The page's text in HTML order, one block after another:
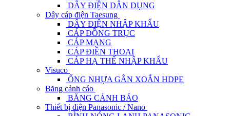
DÂY ĐIỆN DÂN DỤNG
Dây cáp điện Taesung
DÂY ĐIỆN NHẬP KHẨU
CÁP ĐỒNG TRỤC
CÁP MẠNG
CÁP ĐIỆN THOẠI
CÁP HẠ THẾ NHẬP KHẨU
Visuco
ỐNG NHỰA GÂN XOẮN HDPE
Băng cảnh cáo
BĂNG CẢNH BÁO
Thiết bị điện Panasonic / Nano